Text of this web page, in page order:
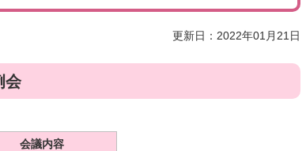
更新日：2022年01月21日
会
会議内容